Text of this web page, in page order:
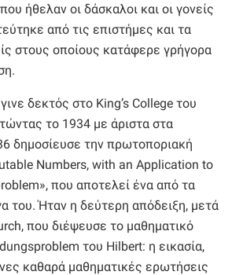
ήθελαν οι δάσκαλοι και οι γονείς
από τις επιστήμες και τα
στους οποίους κατάφερε γρήγορα
δεκτός στο King’s College του
το 1934 με άριστα στα
δημοσίευσε την πρωτοποριακή
Numbers, with an Application to
που αποτελεί ένα από τα
του. Ήταν η δεύτερη απόδειξη, μετά
που διέψευσε το μαθηματικό
του Hilbert: η εικασία,
καθαρά μαθηματικές ερωτήσεις